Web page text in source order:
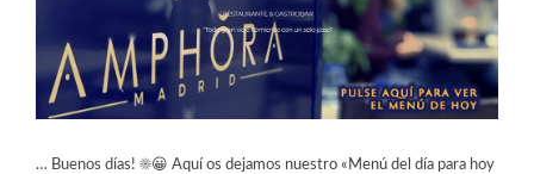
… Buenos días! ☀️😀 Aquí os dejamos nuestro «Menú del día para hoy